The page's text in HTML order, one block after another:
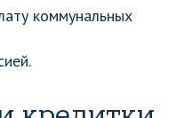
коммунальных